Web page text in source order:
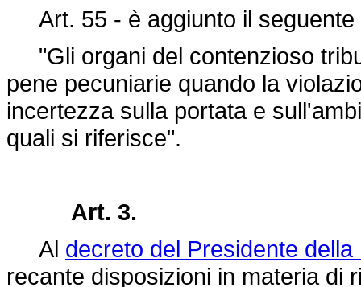
Art. 55 - è aggiunto il seguente
"Gli organi del contenzioso
pene pecuniarie quando la
incertezza sulla portata e
quali si riferisce".
Art. 3.
Al decreto del Presidente
recante disposizioni in materia di